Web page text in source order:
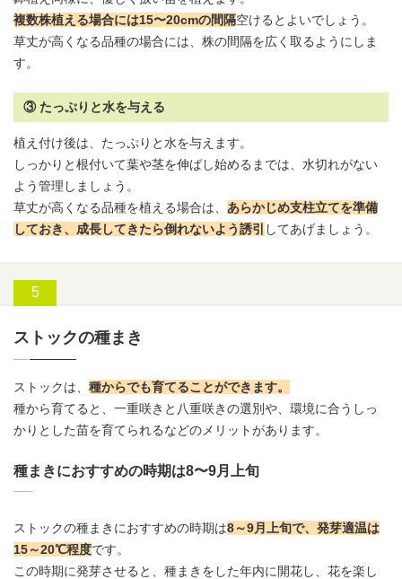
複数株植える場合には15〜20cmの間隔空けるとよいでしょう。
草丈が高くなる品種の場合には、株の間隔を広く取るようにしま
す。
③ たっぷりと水を与える
植え付け後は、たっぷりと水を与えます。
しっかりと根付いて葉や茎を伸ばし始めるまでは、水切れがない
よう管理しましょう。
草丈が高くなる品種を植える場合は、 あらかじめ支柱立てを準備
しておき、成長してきたら倒れないよう誘引 してあげましょう。
ストックの種まき
ストックは、 種からでも育てることができます。
種から育てると、一重咲きと八重咲きの選別や、環境に合うしっ
かりとした苗を育てられるなどのメリットがあります。
種まきにおすすめの時期は8〜9月上旬
ストックの種まきにおすすめの時期は8～9月上旬で、発芽適温は
15～20℃程度です。
この時期に発芽させると、種まきをした年内に開花し、花を楽し